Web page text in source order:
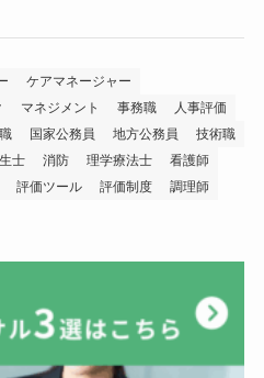
ケアマネージャー
マネジメント 事務職
人事評価
国家公務員 地方公務員
技術職
士 消防 理学療法士
看護師
評価ツール 評価制度
調理師